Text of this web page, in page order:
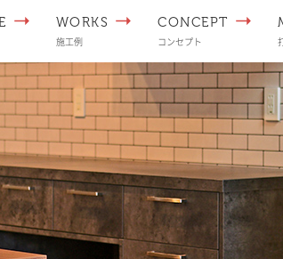
WORKS
施工例
CONCEPT
コンセプト